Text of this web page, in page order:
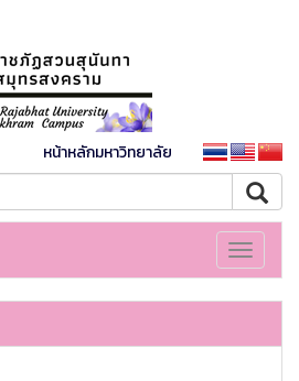
หน้าหลักมหาวิทยาลัย
Toggle